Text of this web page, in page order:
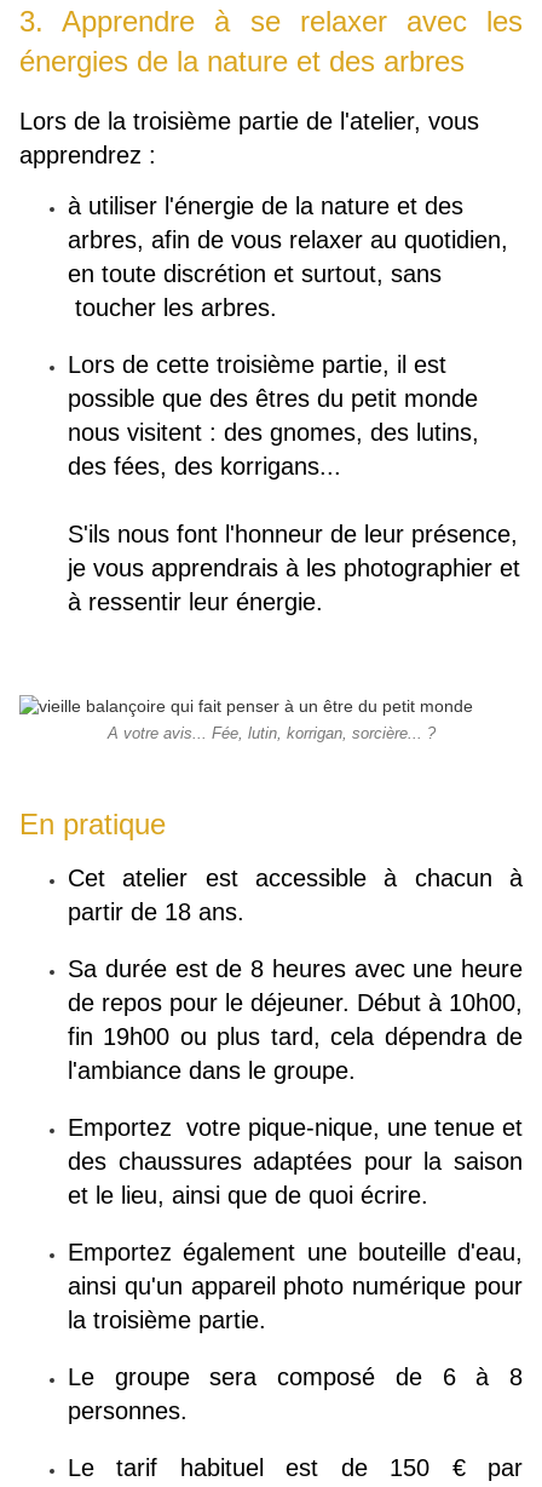
3. Apprendre à se relaxer avec les
énergies de la nature et des arbres
Lors de la troisième partie de l'atelier, vous
apprendrez :
à utiliser l'énergie de la nature et des
arbres, afin de vous relaxer au quotidien,
en toute discrétion et surtout, sans
toucher les arbres.
Lors de cette troisième partie, il est
possible que des êtres du petit monde
nous visitent : des gnomes, des lutins,
des fées, des korrigans...
S'ils nous font l'honneur de leur présence,
je vous apprendrais à les photographier et
à ressentir leur énergie.
A votre avis... Fée, lutin, korrigan, sorcière... ?
En pratique
Cet atelier est accessible à chacun à
partir de 18 ans.
Sa durée est de 8 heures avec une heure
de repos pour le déjeuner. Début à 10h00,
fin 19h00 ou plus tard, cela dépendra de
l'ambiance dans le groupe.
Emportez votre pique-nique, une tenue et
des chaussures adaptées pour la saison
et le lieu, ainsi que de quoi écrire.
Emportez également une bouteille d'eau,
ainsi qu'un appareil photo numérique pour
la troisième partie.
Le groupe sera composé de 6 à 8
personnes.
Le tarif habituel est de 150 € par